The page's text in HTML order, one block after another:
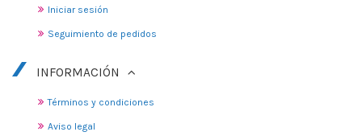
Iniciar sesión
Seguimiento de pedidos
INFORMACIÓN
Términos y condiciones
Aviso legal